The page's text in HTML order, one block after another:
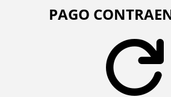
PAGO
